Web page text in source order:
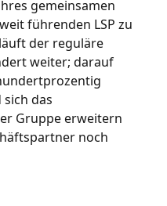
gemeinsamen
führenden LSP zu
der reguläre
weiter; darauf
das
Gruppe erweitern
noch